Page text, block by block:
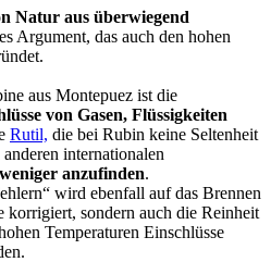
Natur aus überwiegend
Argument, das auch den hohen
aus Montepuez ist die
von Gasen, Flüssigkeiten
Rutil, die bei Rubin keine Seltenheit
internationalen
weniger anzufinden.
wird ebenfall auf das Brennen
korrigiert, sondern auch die Reinheit
Temperaturen Einschlüsse